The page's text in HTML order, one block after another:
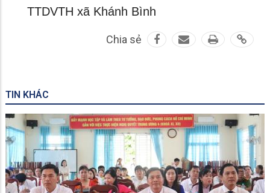
TTDVTH xã Khánh Bình
Chia sẻ
TIN KHÁC